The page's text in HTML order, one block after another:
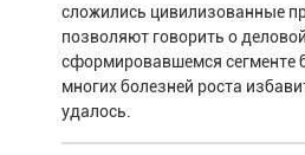
сложились цивилизованные
позволяют говорить о
сформировавшемся сегменте
многих болезней роста
удалось.